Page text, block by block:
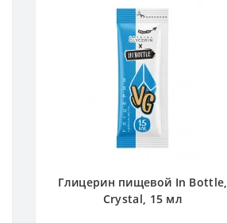
Глицерин пищевой In Bottle,
Crystal, 15 мл